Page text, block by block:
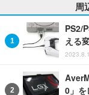
周
PS2/
える
0」を